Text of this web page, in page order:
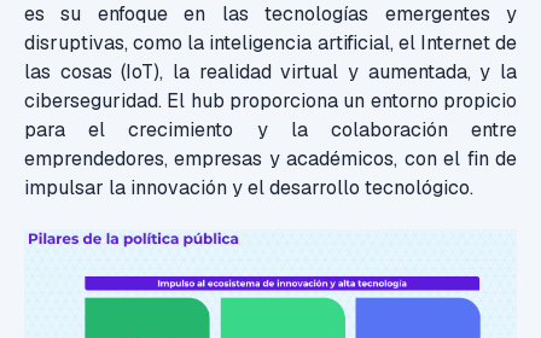
es su enfoque en las tecnologías emergentes y
disruptivas, como la inteligencia artificial, el Internet de
las cosas (IoT), la realidad virtual y aumentada, y la
ciberseguridad. El hub proporciona un entorno propicio
para el crecimiento y la colaboración entre
emprendedores, empresas y académicos, con el fin de
impulsar la innovación y el desarrollo tecnológico.